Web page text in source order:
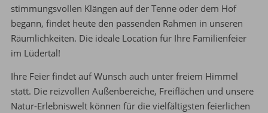
stimmungsvollen Klängen auf der Tenne oder dem Hof
begann, findet heute den passenden Rahmen in unseren
Räumlichkeiten. Die ideale Location für Ihre Familienfeier
im Lüdertal!
Ihre Feier findet auf Wunsch auch unter freiem Himmel
statt. Die reizvollen Außenbereiche, Freiflächen und unsere
Natur-Erlebniswelt können für die vielfältigsten feierlichen